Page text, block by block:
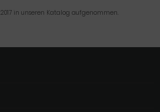
in unseren Katalog aufgenommen.